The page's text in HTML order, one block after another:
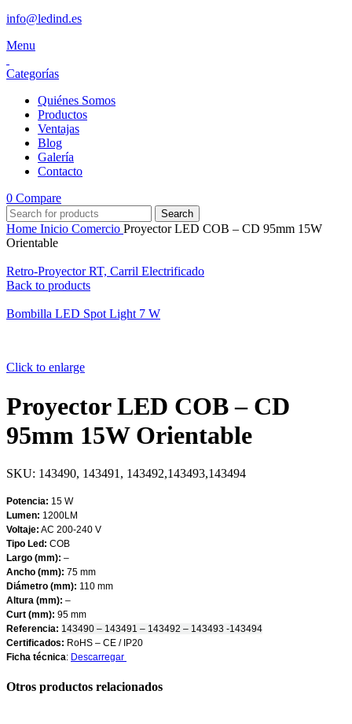
info@ledind.es
Menu
Categorías
Quiénes Somos
Productos
Ventajas
Blog
Galería
Contacto
0 Compare
Search
Home Inicio Comercio Proyector LED COB – CD 95mm 15W
Orientable
Retro-Proyector RT, Carril Electrificado
Back to products
Bombilla LED Spot Light 7 W
Click to enlarge
Proyector LED COB – CD
95mm 15W Orientable
SKU: 143490, 143491, 143492,143493,143494
Potencia: 15 W
Lumen: 1200LM
Voltaje: AC 200-240 V
Tipo Led: COB
Largo (mm): –
Ancho (mm): 75 mm
Diámetro (mm): 110 mm
Altura (mm): –
Curt (mm): 95 mm
Referencia: 143490 – 143491 – 143492 – 143493 -143494
Certificados: RoHS – CE / IP20
Ficha técnica: Descarregar
Otros productos relacionados